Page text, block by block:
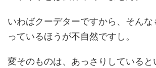
いわばクーデターですから、そん
っているほうが不自然ですし。
変そのものは、あっさりしている